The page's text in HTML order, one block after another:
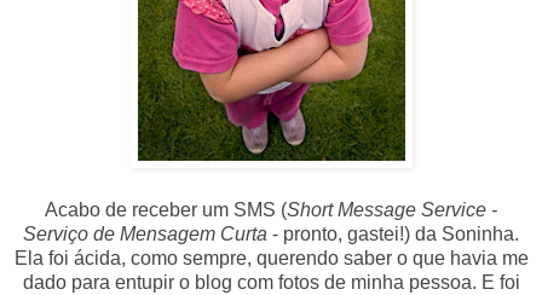
Acabo de receber um SMS (Short Message Service -
Serviço de Mensagem Curta - pronto, gastei!) da Soninha.
Ela foi ácida, como sempre, querendo saber o que havia me
dado para entupir o blog com fotos de minha pessoa. E foi